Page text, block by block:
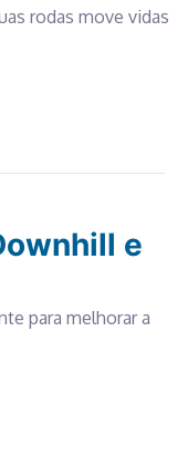
rodas move vidas
e
para melhorar a